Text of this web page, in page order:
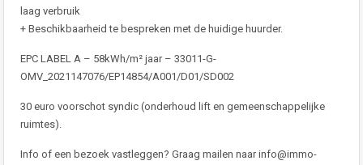
laag verbruik
+ Beschikbaarheid te bespreken met de huidige huurder.
EPC LABEL A – 58kWh/m² jaar – 33011-G-
OMV_2021147076/EP14854/A001/D01/SD002
30 euro voorschot syndic (onderhoud lift en gemeenschappelijke
ruimtes).
Info of een bezoek vastleggen? Graag mailen naarinfo@immo-